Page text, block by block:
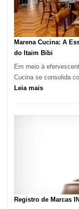
Marena Cucina: A
do Itaim Bibi
Em meio à
Cucina se consolida
Leia mais:
Coração
Registro de Marcas